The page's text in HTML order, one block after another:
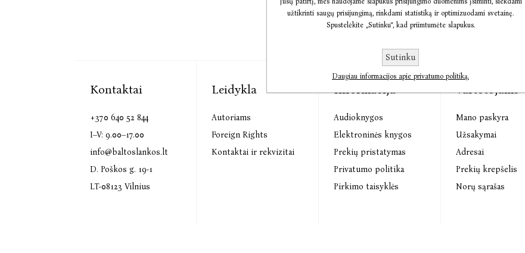
Kontaktai
+370 640 52 844
I–V: 9.00–17.00
info@baltoslankos.lt
D. Poškos g. 19-1
LT-08123 Vilnius
Leidykla
Autoriams
Foreign Rights
Kontaktai ir rekvizitai
Informacija
Audioknygos
Elektroninės knygos
Prekių pristatymas
Privatumo politika
Pirkimo taisyklės
Vartotojams
Mano paskyra
Užsakymai
Adresai
Prekių krepšelis
Norų sąrašas
užtikrinti saugų prisijungimą, rinkdami statistiką ir optimizuodami svetainę.
Spustelėkite „Sutinku“, kad priimtumėte slapukus.
Sutinku
Daugiau informacijos apie privatumo politiką.